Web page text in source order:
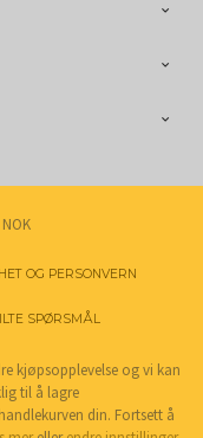
NOK
OG PERSONVERN
SPØRSMÅL
kjøpsopplevelse og vi kan
til å lagre
din. Fortsett å